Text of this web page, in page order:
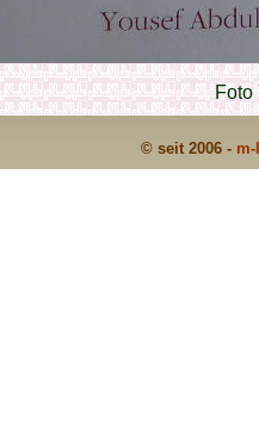
Foto
© seit 2006 -